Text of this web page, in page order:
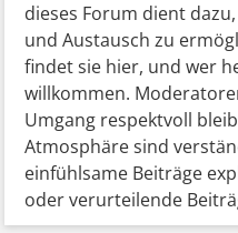
dieses Forum dient
und Austausch zu
findet sie hier, und wer
willkommen.
Umgang respektvoll
Atmosphäre sind
einfühlsame Beiträge
oder verurteilende